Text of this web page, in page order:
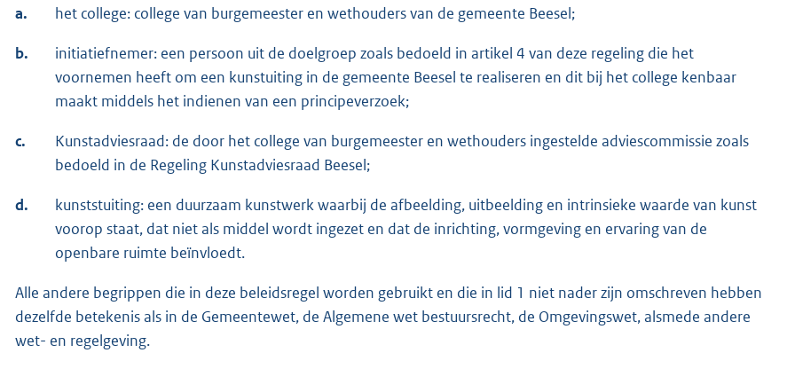
a. het college: college van burgemeester en wethouders van de gemeente Beesel;
b.
initiatiefnemer: een persoon uit de doelgroep zoals bedoeld in artikel 4 van deze regeling die het
voornemen heeft om een kunstuiting in de gemeente Beesel te realiseren en dit bij het college kenbaar
maakt middels het indienen van een principeverzoek;
c.
Kunstadviesraad: de door het college van burgemeester en wethouders ingestelde adviescommissie zoals
bedoeld in de Regeling Kunstadviesraad Beesel;
d.
kunststuiting: een duurzaam kunstwerk waarbij de afbeelding, uitbeelding en intrinsieke waarde van kunst
voorop staat, dat niet als middel wordt ingezet en dat de inrichting, vormgeving en ervaring van de
openbare ruimte beïnvloedt.
Alle andere begrippen die in deze beleidsregel worden gebruikt en die in lid 1 niet nader zijn omschreven hebben
dezelfde betekenis als in de Gemeentewet, de Algemene wet bestuursrecht, de Omgevingswet, alsmede andere
wet- en regelgeving.